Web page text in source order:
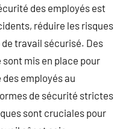
des employés est
réduire les risques
travail sécurisé. Des
mis en place pour
employés au
de sécurité strictes
sont cruciales pour